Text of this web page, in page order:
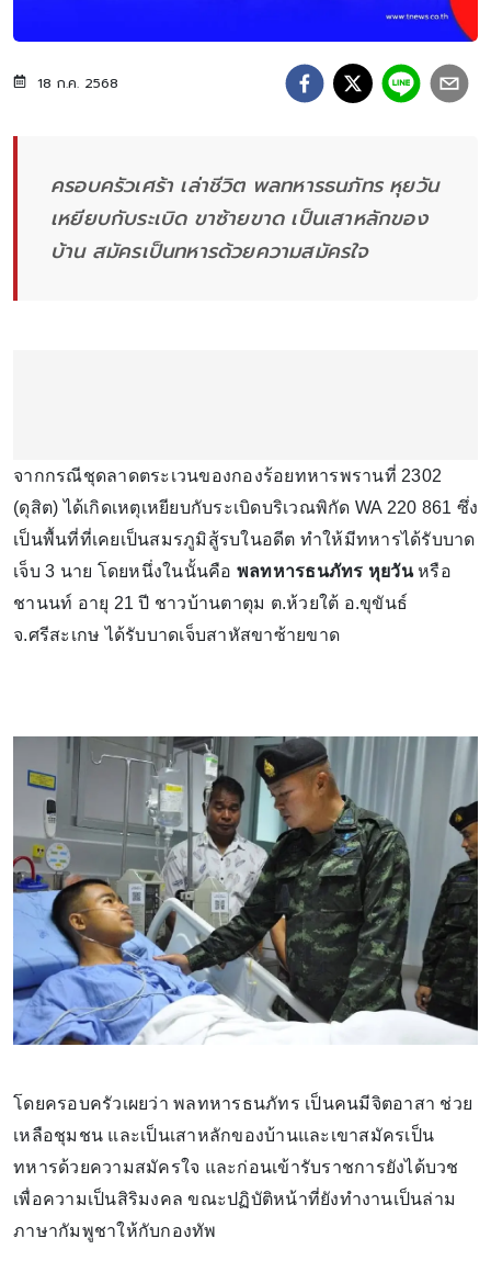
18 ก.ค. 2568
ครอบครัวเศร้า เล่าชีวิต พลทหารธนภัทร หุยวัน
เหยียบกับระเบิด ขาซ้ายขาด เป็นเสาหลักของ
บ้าน สมัครเป็นทหารด้วยความสมัครใจ
จากกรณีชุดลาดตระเวนของกองร้อยทหารพรานที่ 2302
(ดุสิต) ได้เกิดเหตุเหยียบกับระเบิดบริเวณพิกัด WA 220 861 ซึ่ง
เป็นพื้นที่ที่เคยเป็นสมรภูมิสู้รบในอดีต ทำให้มีทหารได้รับบาด
เจ็บ 3 นาย โดยหนึ่งในนั้นคือ พลทหารธนภัทร หุยวันหรือ
ชานนท์ อายุ 21 ปี ชาวบ้านตาตุม ต.ห้วยใต้ อ.ขุขันธ์
จ.ศรีสะเกษ ได้รับบาดเจ็บสาหัสขาซ้ายขาด
โดยครอบครัวเผยว่า พลทหารธนภัทร เป็นคนมีจิตอาสา ช่วย
เหลือชุมชน และเป็นเสาหลักของบ้านและเขาสมัครเป็น
ทหารด้วยความสมัครใจ และก่อนเข้ารับราชการยังได้บวช
เพื่อความเป็นสิริมงคล ขณะปฏิบัติหน้าที่ยังทำงานเป็นล่าม
ภาษากัมพูชาให้กับกองทัพ